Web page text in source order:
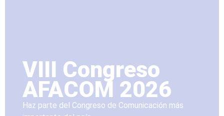
VIII Congreso
AFACOM 2026
Haz parte del Congreso de Comunicación más